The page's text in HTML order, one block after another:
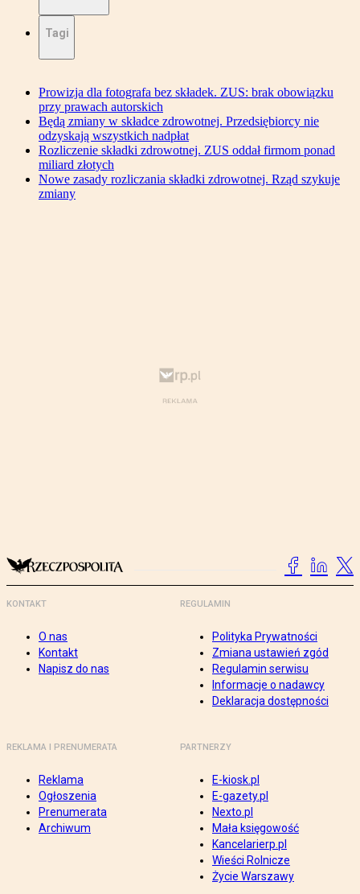
Tagi
Prowizja dla fotografa bez składek. ZUS: brak obowiązku
przy prawach autorskich
Będą zmiany w składce zdrowotnej. Przedsiębiorcy nie
odzyskają wszystkich nadpłat
Rozliczenie składki zdrowotnej. ZUS oddał firmom ponad
miliard złotych
Nowe zasady rozliczania składki zdrowotnej. Rząd szykuje
zmiany
KONTAKT
O nas
Kontakt
Napisz do nas
REGULAMIN
Polityka Prywatności
Zmiana ustawień zgód
Regulamin serwisu
Informacje o nadawcy
Deklaracja dostępności
REKLAMA I PRENUMERATA
Reklama
Ogłoszenia
Prenumerata
Archiwum
PARTNERZY
E-kiosk.pl
E-gazety.pl
Nexto.pl
Mała księgowość
Kancelarierp.pl
Wieści Rolnicze
Życie Warszawy